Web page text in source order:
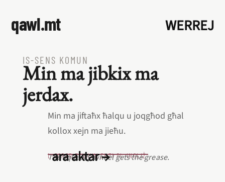
qawl.mt WERREJ
IS‑SENS KOMUN
Min ma jibkix ma
jerdax.
Min ma jiftaħx ħalqu u joqgħod għal
kollox xejn ma jieħu.
L‑EQREB EKWIVALENTI BL‑INGLIŻ
The squeaky wheel gets the grease.
ara aktar →